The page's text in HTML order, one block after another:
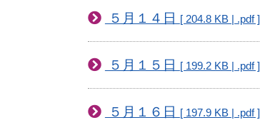
５月１４日 [ 204.8 KB | .pdf ]
５月１５日 [ 199.2 KB | .pdf ]
５月１６日 [ 197.9 KB | .pdf ]